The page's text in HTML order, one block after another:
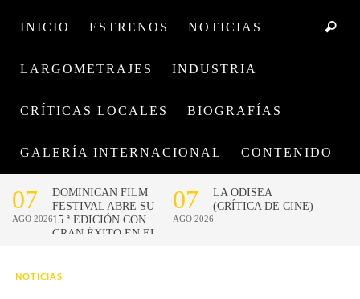
INICIO ESTRENOS NOTICIAS
LARGOMETRAJES INDUSTRIA
CRÍTICAS LOCALES BIOGRAFÍAS
GALERÍA INTERNACIONAL CONTENIDO
NOTICIAS